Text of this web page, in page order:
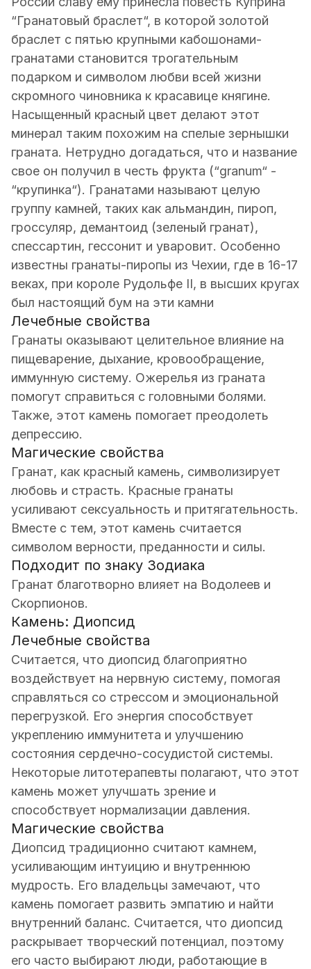
“Гранатовый браслет“, в которой золотой
браслет с пятью крупными кабошонами-
гранатами становится трогательным
подарком и символом любви всей жизни
скромного чиновника к красавице княгине.
Насыщенный красный цвет делают этот
минерал таким похожим на спелые зернышки
граната. Нетрудно догадаться, что и название
свое он получил в честь фрукта (“granum“ -
“крупинка“). Гранатами называют целую
группу камней, таких как альмандин, пироп,
гроссуляр, демантоид (зеленый гранат),
спессартин, гессонит и уваровит. Особенно
известны гранаты-пиропы из Чехии, где в 16-17
веках, при короле Рудольфе II, в высших кругах
был настоящий бум на эти камни
Лечебные свойства
Гранаты оказывают целительное влияние на
пищеварение, дыхание, кровообращение,
иммунную систему. Ожерелья из граната
помогут справиться с головными болями.
Также, этот камень помогает преодолеть
депрессию.
Магические свойства
Гранат, как красный камень, символизирует
любовь и страсть. Красные гранаты
усиливают сексуальность и притягательность.
Вместе с тем, этот камень считается
символом верности, преданности и силы.
Подходит по знаку Зодиака
Гранат благотворно влияет на Водолеев и
Скорпионов.
Камень: Диопсид
Лечебные свойства
Считается, что диопсид благоприятно
воздействует на нервную систему, помогая
справляться со стрессом и эмоциональной
перегрузкой. Его энергия способствует
укреплению иммунитета и улучшению
состояния сердечно-сосудистой системы.
Некоторые литотерапевты полагают, что этот
камень может улучшать зрение и
способствует нормализации давления.
Магические свойства
Диопсид традиционно считают камнем,
усиливающим интуицию и внутреннюю
мудрость. Его владельцы замечают, что
камень помогает развить эмпатию и найти
внутренний баланс. Считается, что диопсид
раскрывает творческий потенциал, поэтому
его часто выбирают люди, работающие в